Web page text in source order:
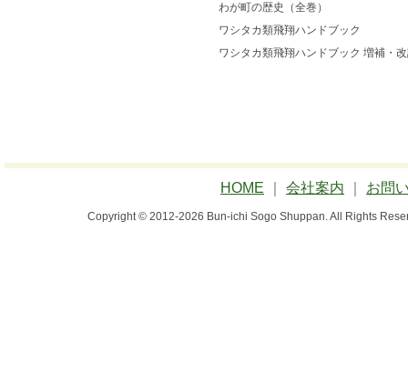
わが町の歴史（全巻）
ワシタカ類飛翔ハンドブック
ワシタカ類飛翔ハンドブック 増補・
HOME 会社案内 お問
Copyright © 2012-2026 Bun-ichi Sogo Shuppan. All Rights